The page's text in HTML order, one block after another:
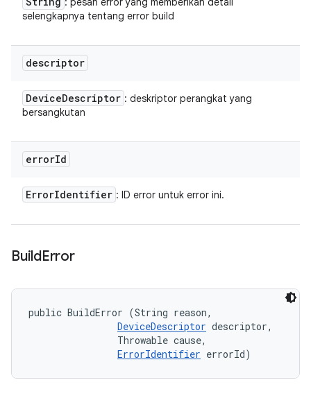
selengkapnya tentang error build
descriptor
DeviceDescriptor : deskriptor perangkat yang
bersangkutan
errorId
ErrorIdentifier : ID error untuk error ini.
BuildError
public BuildError (String reason,
DeviceDescriptor descriptor,
                Throwable cause,
ErrorIdentifier errorId)